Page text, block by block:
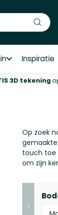
Inspiratie
3D tekening
​Op zoek
touch toe
om zijn
1